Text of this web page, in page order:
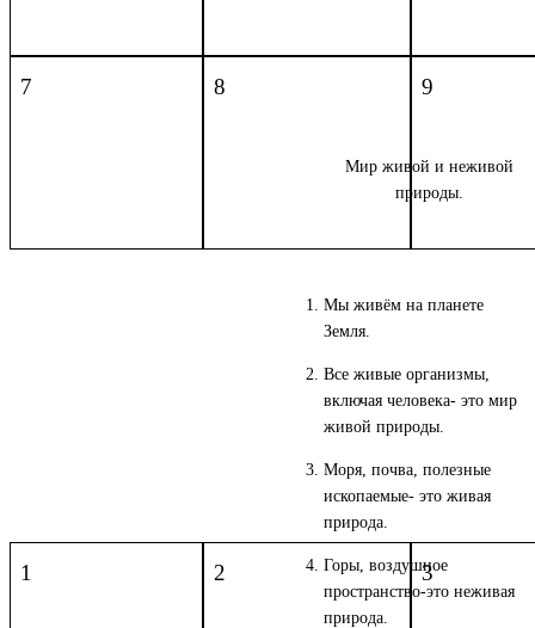
7 8 9
1 2 3
Мир живой и неживой
природы.
Мы живём на планете
Земля.
Все живые организмы,
включая человека- это мир
живой природы.
Моря, почва, полезные
ископаемые- это живая
природа.
Горы, воздушное
пространство-это неживая
природа.